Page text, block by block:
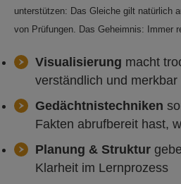
unterstützen: Das Gleiche gilt natürlich
von Prüfungen. Das Geheimnis: Immer
Visualisierung macht
verständlich und merkbar
Gedächtnistechniken
Fakten abrufbereit hast,
Planung & Struktur
Klarheit im Lernprozess